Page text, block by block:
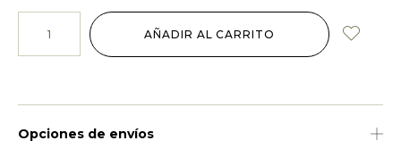
AÑADIR AL CARRITO
Opciones de envíos